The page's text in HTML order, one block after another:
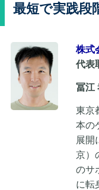
最短で実践段
株式
代表
冨江
東京
本の
展開
京）
のサ
に転